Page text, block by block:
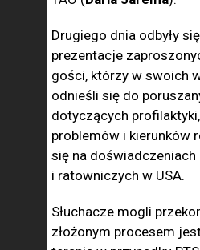
Drugiego dnia odbyły
prezentacje
gości, którzy w swoich
odnieśli się do
dotyczących
problemów i kierunków
się na doświadczeniach
i ratowniczych w USA.
Słuchacze mogli
złożonym procesem